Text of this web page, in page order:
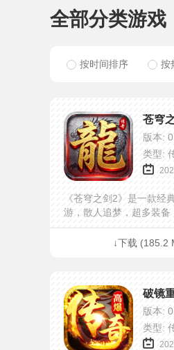
全部分类游戏
按时间排序 按
苍穹
版本:
类型:
《苍穹之剑2》是一款经
游，散人追梦，超多装备
自动拾取、自动回收、更
相送！超值装备！上百张
↓下载 (185.2
破镜
版本:
类型: